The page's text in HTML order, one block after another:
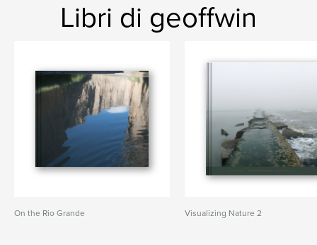
Libri di geoffwin
On the Rio Grande Visualizing Nature 2